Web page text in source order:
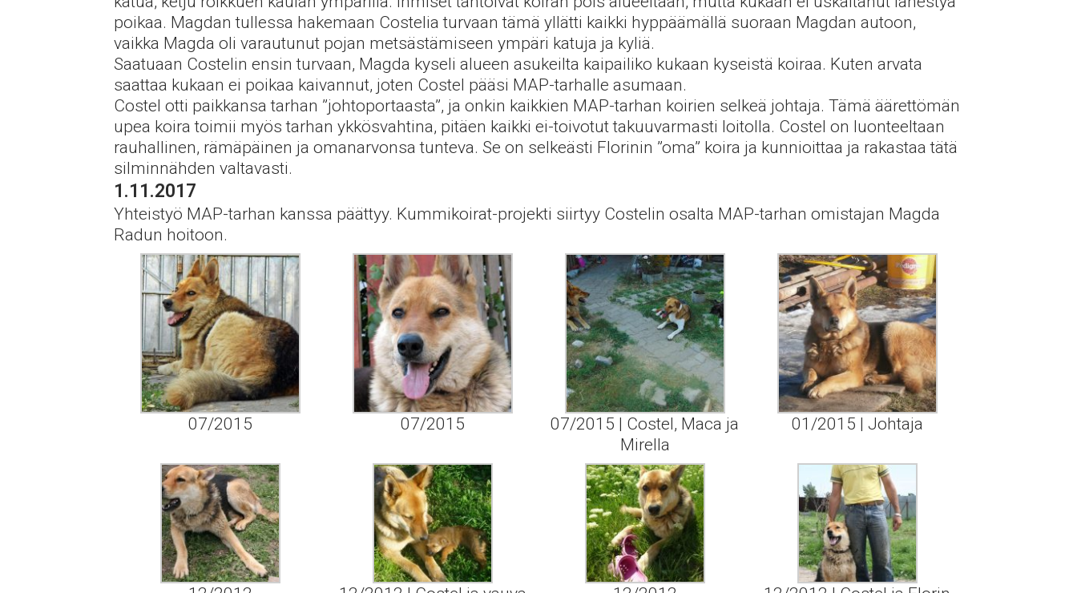
poikaa. Magdan tullessa hakemaan Costelia turvaan tämä yllätti kaikki hyppäämällä suoraan Magdan autoon,
vaikka Magda oli varautunut pojan metsästämiseen ympäri katuja ja kyliä.
Saatuaan Costelin ensin turvaan, Magda kyseli alueen asukeilta kaipailiko kukaan kyseistä koiraa. Kuten arvata
saattaa kukaan ei poikaa kaivannut, joten Costel pääsi MAP-tarhalle asumaan.
Costel otti paikkansa tarhan ”johtoportaasta”, ja onkin kaikkien MAP-tarhan koirien selkeä johtaja. Tämä äärettömän
upea koira toimii myös tarhan ykkösvahtina, pitäen kaikki ei-toivotut takuuvarmasti loitolla. Costel on luonteeltaan
rauhallinen, rämäpäinen ja omanarvonsa tunteva. Se on selkeästi Florinin ”oma” koira ja kunnioittaa ja rakastaa tätä
silminnähden valtavasti.
1.11.2017
Yhteistyö MAP-tarhan kanssa päättyy. Kummikoirat-projekti siirtyy Costelin osalta MAP-tarhan omistajan Magda
Radun hoitoon.
07/2015 07/2015
07/2015 | Costel, Maca ja
Mirella
01/2015 | Johtaja